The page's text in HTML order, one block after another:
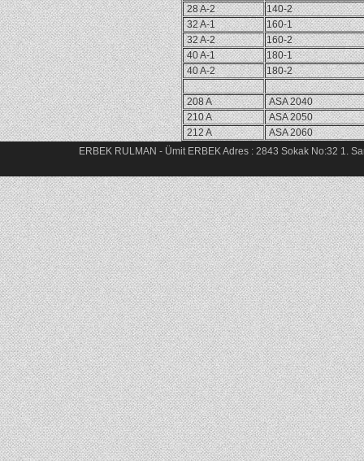
28 A-2
140-2
32 A-1
160-1
32 A-2
160-2
40 A-1
180-1
40 A-2
180-2
208 A
ASA 2040
210 A
ASA 2050
212 A
ASA 2060
ERBEK RULMAN - Ümit ERBEK Adres : 2843 Sokak No:32 1.